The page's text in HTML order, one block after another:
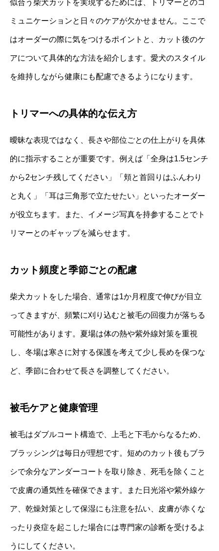
似合う柴犬カットを実現するためには、トリマーとのコ
ミュニケーションと日々のケアが欠かせません。ここで
はオーダーの際に気をつけるポイントと、カット後のケ
アについて具体的な方法を紹介します。愛犬のスタイル
を維持しながら健康にも配慮できるようになります。
トリマーへの具体的な伝え方
曖昧な表現ではなく、長さや部位ごとの仕上がりを具体
的に指示することが重要です。例えば「全身は1.5センチ
から2センチ残してください」「頬と首回りはふんわり
と丸く」「耳は三角形で立たせたい」といったオーダー
が役立ちます。また、イメージ写真を持参することでト
リマーとのギャップを減らせます。
カット頻度と季節ごとの配慮
柴犬カットをした場合、通常は1か月程度で伸びが目立
ってきますが、頻繁に刈り込むと被毛の回復力が落ちる
可能性があります。夏場は体の熱や紫外線対策を重視
し、冬場は寒さに対する保護を考えて少し長めを保つな
ど、季節に合わせて長さを調整してください。
被毛ケアと健康管理
被毛はダブルコート構造で、上毛と下毛からなるため、
ブラッシングは毎日が理想です。短めのカット後もブラ
シで余分なアンダーコートを取り除き、死毛を除くこと
で皮膚の通気性を確保できます。また日光浴や紫外線ケ
ア、乾燥対策として保湿にも注意を払い、皮膚が赤くな
ったり炎症を起こした場合には専門家の診断を受けるよ
うにしてください。